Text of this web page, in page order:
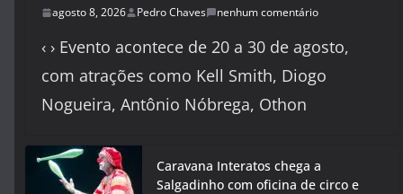
agosto 8, 2026 Pedro Chaves nenhum comentário
‹ › Evento acontece de 20 a 30 de agosto,
com atrações como Kell Smith, Diogo
Nogueira, Antônio Nóbrega, Othon
Caravana Interatos chega a
Salgadinho com oficina de circo e